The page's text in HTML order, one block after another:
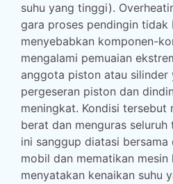
suhu yang tinggi).
gara proses pendingin tidak
menyebabkan komponen-
mengalami pemuaian
anggota piston atau silinder
pergeseran piston dan
meningkat. Kondisi tersebut
berat dan menguras seluruh
ini sanggup diatasi bersama
mobil dan mematikan
menyatakan kenaikan suhu